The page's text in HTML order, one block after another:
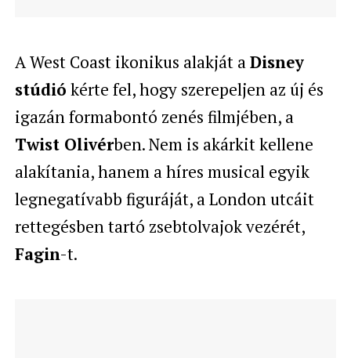
A West Coast ikonikus alakját aDisney
stúdió kérte fel, hogy szerepeljen az új és
igazán formabontó zenés filmjében, a
Twist Olivérben. Nem is akárkit kellene
alakítania, hanem a híres musical egyik
legnegatívabb figuráját, a London utcáit
rettegésben tartó zsebtolvajok vezérét,
Fagin-t.